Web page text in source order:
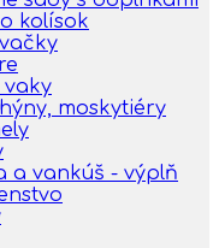
kolísok
vaky
moskytiéry
a vankúš - výplň